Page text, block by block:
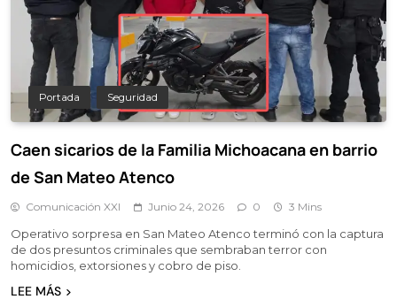
Portada Seguridad
Caen sicarios de la Familia Michoacana en barrio
de San Mateo Atenco
Comunicación XXI Junio 24, 2026 0 3 Mins
Operativo sorpresa en San Mateo Atenco terminó con la captura
de dos presuntos criminales que sembraban terror con
homicidios, extorsiones y cobro de piso.
LEE MÁS